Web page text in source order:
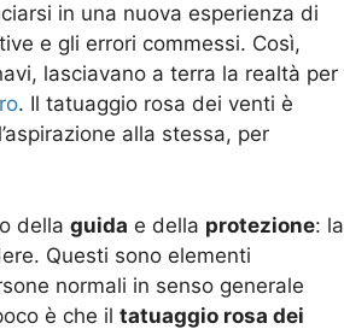
in una nuova esperienza di
e gli errori commessi. Così,
lasciavano a terra la realtà per
. Il tatuaggio rosa dei venti è
alla stessa, per
della guida e della protezione: la
Questi sono elementi
normali in senso generale
è che il tatuaggio rosa dei